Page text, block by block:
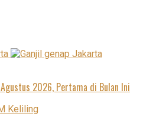
2026, Pertama di Bulan Ini